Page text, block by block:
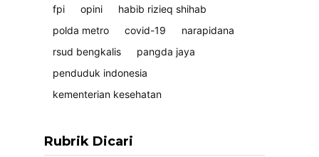
fpi opini
habib rizieq shihab
polda metro
covid-19
narapidana
rsud bengkalis
pangda jaya
penduduk indonesia
kementerian kesehatan
Rubrik Dicari